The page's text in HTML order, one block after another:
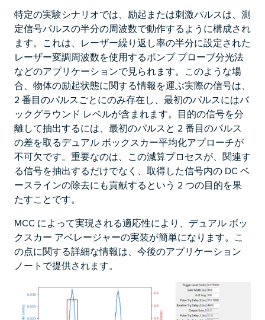
特定の実験シナリオでは、励起または刺激パルスは、測
定信号パルスの半分の周波数で動作するように構成され
ます。これは、レーザー繰り返し率の半分に設定された
レーザー変調周波数を使用するポンプ プローブ分光法
などのアプリケーションで見られます。このような場
合、物体の励起状態に関する情報を運ぶ実際の信号は、
2 番目のパルスごとにのみ存在し、最初のパルスにはバ
ックグラウンド レベルが含まれます。目的の信号を分
離して抽出するには、最初のパルスと 2 番目のパルス
の差を取るデュアル ボックスカー平均化アプローチが
不可欠です。重要なのは、この減算プロセスが、関連す
る信号を抽出するだけでなく、取得した信号内の DC ベ
ースラインの除去にも貢献するという 2 つの目的を果
たすことです。
MCC によって実現される適応性により、デュアル ボッ
クスカー アベレージャーの実装が簡単になります。こ
の点に関する詳細な情報は、今後のアプリケーション
ノートで提供されます。